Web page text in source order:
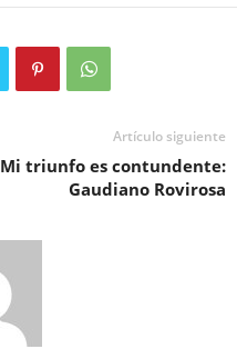
Artículo siguiente
Mi triunfo es contundente:
Gaudiano Rovirosa